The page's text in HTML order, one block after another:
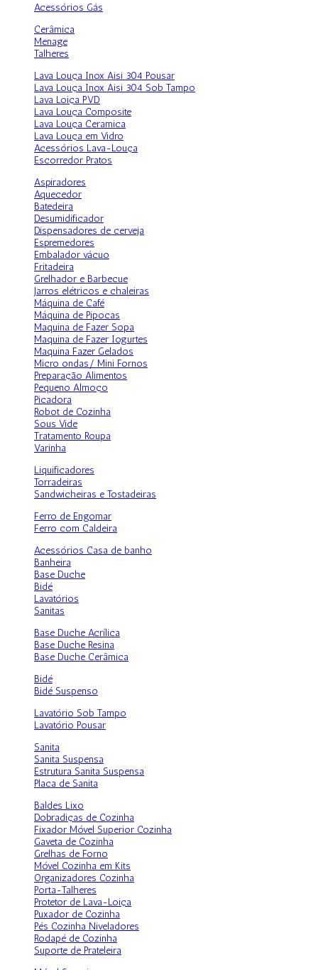
Acessórios Gás
Cerâmica
Menage
Talheres
Lava Louça Inox Aisi 304 Pousar
Lava Louça Inox Aisi 304 Sob Tampo
Lava Loiça PVD
Lava Louça Composite
Lava Louça Ceramica
Lava Louça em Vidro
Acessórios Lava-Louça
Escorredor Pratos
Aspiradores
Aquecedor
Batedeira
Desumidificador
Dispensadores de cerveja
Espremedores
Embalador vácuo
Fritadeira
Grelhador e Barbecue
Jarros elétricos e chaleiras
Máquina de Café
Máquina de Pipocas
Maquina de Fazer Sopa
Maquina de Fazer Iogurtes
Maquina Fazer Gelados
Micro ondas/ Mini Fornos
Preparação Alimentos
Pequeno Almoço
Picadora
Robot de Cozinha
Sous Vide
Tratamento Roupa
Varinha
Liquificadores
Torradeiras
Sandwicheiras e Tostadeiras
Ferro de Engomar
Ferro com Caldeira
Acessórios Casa de banho
Banheira
Base Duche
Bidé
Lavatórios
Sanitas
Base Duche Acrílica
Base Duche Resina
Base Duche Cerâmica
Bidé
Bidé Suspenso
Lavatório Sob Tampo
Lavatório Pousar
Sanita
Sanita Suspensa
Estrutura Sanita Suspensa
Placa de Sanita
Baldes Lixo
Dobradiças de Cozinha
Fixador Móvel Superior Cozinha
Gaveta de Cozinha
Grelhas de Forno
Móvel Cozinha em Kits
Organizadores Cozinha
Porta-Talheres
Protetor de Lava-Loiça
Puxador de Cozinha
Pés Cozinha Niveladores
Rodapé de Cozinha
Suporte de Prateleira